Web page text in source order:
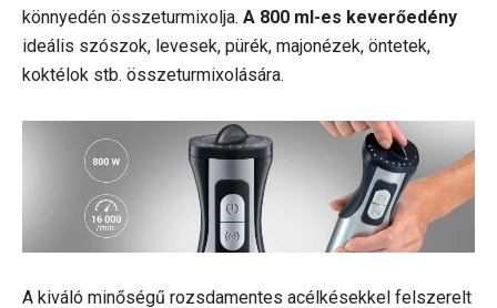
könnyedén összeturmixolja. A 800 ml-es keverőedény
ideális szószok, levesek, pürék, majonézek, öntetek,
koktélok stb. összeturmixolására.
A kiváló minőségű rozsdamentes acélkésekkel felszerelt